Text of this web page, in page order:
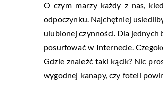
O czym marzy każdy z nas,
odpoczynku. Najchętniej
ulubionej czynności. Dla jednych
posurfować w Internecie.
Gdzie znaleźć taki kącik? Nic
wygodnej kanapy, czy foteli